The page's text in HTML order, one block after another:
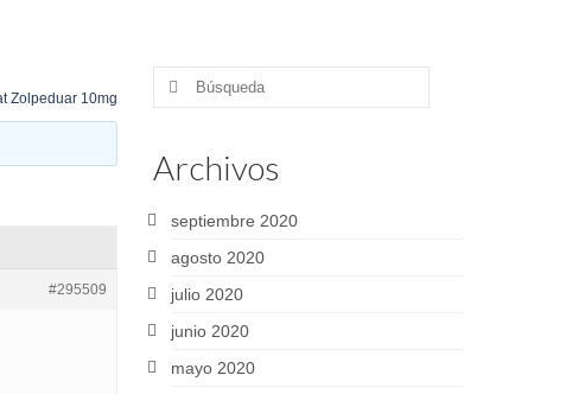
Zolpeduar 10mg
#295509
Buscar
Archivos
septiembre 2020
agosto 2020
julio 2020
junio 2020
mayo 2020